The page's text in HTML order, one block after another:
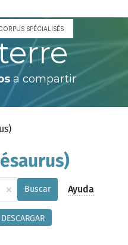
SPÉCIALISÉS
a compartir
× Buscar Ayuda
DESCARGAR